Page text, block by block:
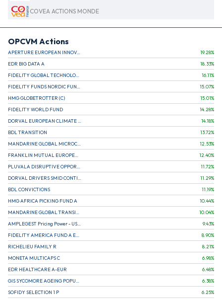
COVEA ACTIONS MONDE
OPCVM Actions
APERTURE EUROPEAN INNOVATION 19.28%
EDR BIG DATA A
18.33%
16.11%
15.07%
HMG GLOBETROTTER (C)
15.01%
FIDELITY WORLD FUND
14.28%
14.18%
BDL TRANSITION
13.72%
12.53%
12.40%
11.72%
11.29%
BDL CONVICTIONS
11.19%
HMG AFRICA PICKING FUND A
10.44%
10.04%
9.43%
8.90%
RICHELIEU FAMILY R
8.21%
MONETA MULTICAPS C
6.98%
EDR HEALTHCARE A-EUR
6.48%
6.38%
SOFIDY SELECTION 1 P
6.25%